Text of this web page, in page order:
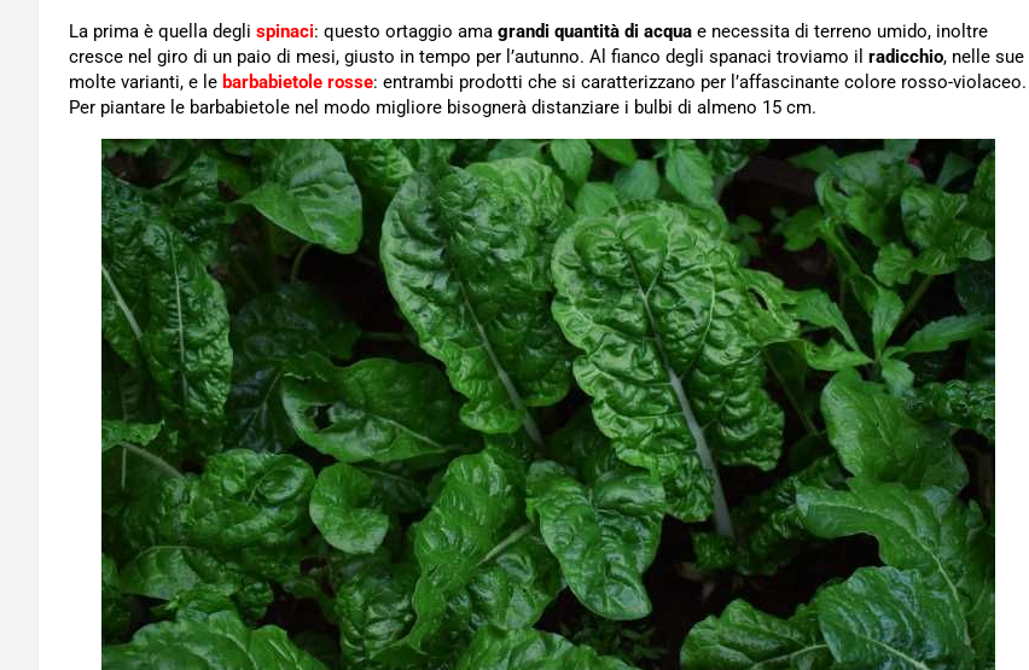
La prima è quella degli spinaci: questo ortaggio ama grandi quantità di acqua e necessita di terreno umido, inoltre
cresce nel giro di un paio di mesi, giusto in tempo per l’autunno. Al fianco degli spanaci troviamo il radicchio, nelle sue
molte varianti, e le barbabietole rosse: entrambi prodotti che si caratterizzano per l’affascinante colore rosso-violaceo.
Per piantare le barbabietole nel modo migliore bisognerà distanziare i bulbi di almeno 15 cm.